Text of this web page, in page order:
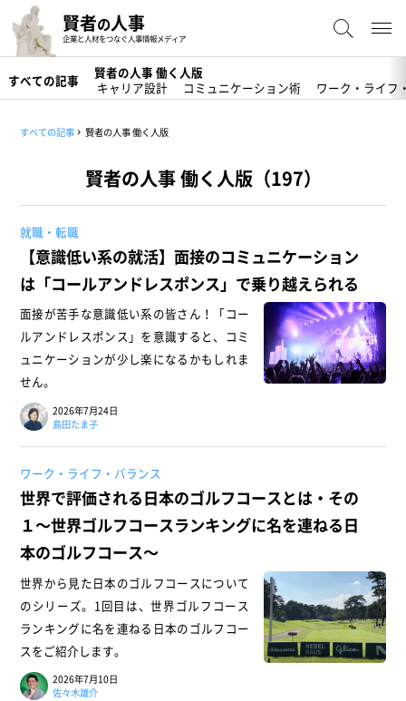
賢者の人事
企業と人材をつなぐ人事情報メディア
すべての記事
賢者の人事 働く人版
キャリア設計
コミュニケーション術 ワーク・ライフ
すべての記事 賢者の人事 働く人版
賢者の人事 働く人版（197）
就職・転職
【意識低い系の就活】面接のコミュニケーション
は「コールアンドレスポンス」で乗り越えられる
面接が苦手な意識低い系の皆さん！「コー
ルアンドレスポンス」を意識すると、コミ
ュニケーションが少し楽になるかもしれま
せん。
2026年7月24日
島田たま子
ワーク・ライフ・バランス
世界で評価される日本のゴルフコースとは・その
１～世界ゴルフコースランキングに名を連ねる日
本のゴルフコース～
世界から見た日本のゴルフコースについて
のシリーズ。1回目は、世界ゴルフコース
ランキングに名を連ねる日本のゴルフコー
スをご紹介します。
2026年7月10日
佐々木雄介